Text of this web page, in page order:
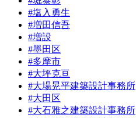
#塩入勇生
#増田信吾
#増設
#墨田区
#多摩市
#大坪克亘
#大場晃平建築設計事務所
#大田区
#大石雅之建築設計事務所